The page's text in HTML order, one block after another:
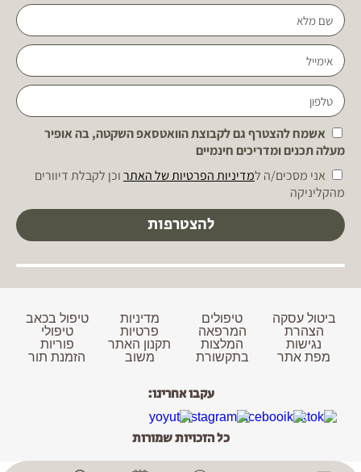
אשמח להצטרף גם לקבוצת הוואטסאפ השקטה, בה אופיר
מעלה תכנים ומדריכים חינמיים
אני מסכים/ה למדיניות הפרטיות של האתרוכן לקבלת דיוורים
מהקליניקה
להצטרפות
ביטול עסקה
הצהרת
נגישות
מפת אתר
טיפולים
המרפאה
המלצות
בתקשורת
מדיניות
פרטיות
תקנון האתר
משוב
טיפול בכאב
טיפולי
פוריות
הזמנת תור
עקבו אחרינו:
כל הזכויות שמורות